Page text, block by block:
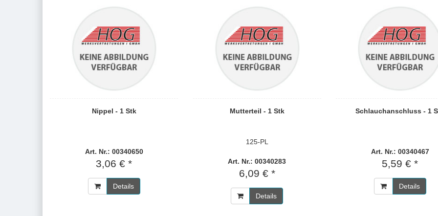
Nippel - 1 Stk
Art. Nr.: 00340650
3,06 € *
Details
Mutterteil - 1 Stk
125-PL
Art. Nr.: 00340283
6,09 € *
Details
Schlauchanschluss - 1
Art. Nr.: 00340467
5,59 € *
Details